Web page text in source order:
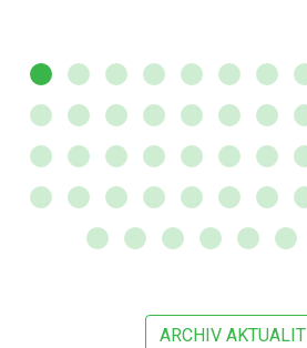
ARCHIV AKTUALIT